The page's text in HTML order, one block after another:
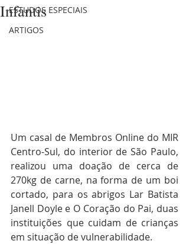
ESTUDOS ESPECIAIS
ARTIGOS
Infantis
Um casal de Membros Online do MIR
Centro-Sul, do interior de São Paulo,
realizou uma doação de cerca de
270kg de carne, na forma de um boi
cortado, para os abrigos Lar Batista
Janell Doyle e O Coração do Pai, duas
instituições que cuidam de crianças
em situação de vulnerabilidade.